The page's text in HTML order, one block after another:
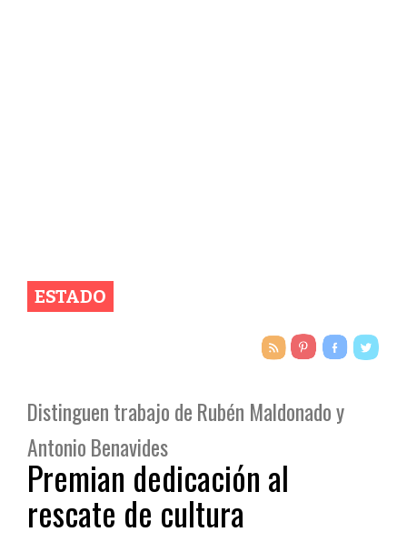
ESTADO
Distinguen trabajo de Rubén Maldonado y
Antonio Benavides
Premian dedicación al
rescate de cultura